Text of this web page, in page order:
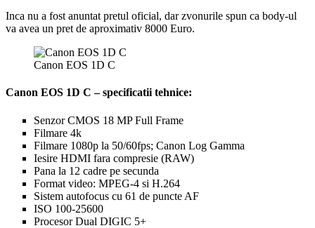
Inca nu a fost anuntat pretul oficial, dar zvonurile spun ca body-ul
va avea un pret de aproximativ 8000 Euro.
Canon EOS 1D C
Canon EOS 1D C – specificatii tehnice:
Senzor CMOS 18 MP Full Frame
Filmare 4k
Filmare 1080p la 50/60fps; Canon Log Gamma
Iesire HDMI fara compresie (RAW)
Pana la 12 cadre pe secunda
Format video: MPEG-4 si H.264
Sistem autofocus cu 61 de puncte AF
ISO 100-25600
Procesor Dual DIGIC 5+